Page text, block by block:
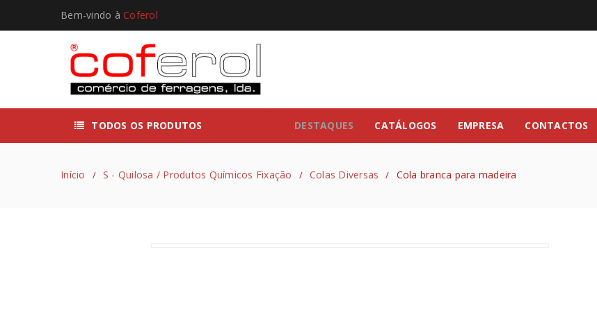
Bem-vindo à Coferol
TODOS OS PRODUTOS DESTAQUES CATÁLOGOS EMPRESA CONTACTOS
Início / S - Quilosa / Produtos Químicos Fixação / Colas Diversas / Cola branca para madeira